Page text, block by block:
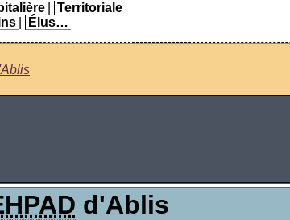
Territoriale
Élus…
d'Ablis